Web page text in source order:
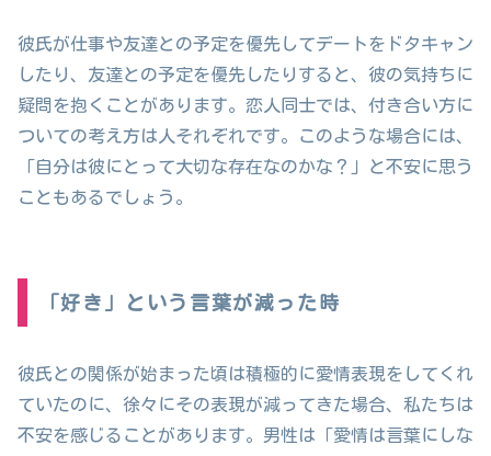
彼氏が仕事や友達との予定を優先してデートをドタキャン
したり、友達との予定を優先したりすると、彼の気持ちに
疑問を抱くことがあります。恋人同士では、付き合い方に
ついての考え方は人それぞれです。このような場合には、
「自分は彼にとって大切な存在なのかな？」と不安に思う
こともあるでしょう。
「好き」という言葉が減った時
彼氏との関係が始まった頃は積極的に愛情表現をしてくれ
ていたのに、徐々にその表現が減ってきた場合、私たちは
不安を感じることがあります。男性は「愛情は言葉にしな